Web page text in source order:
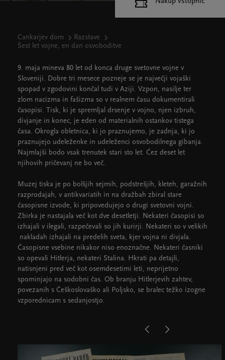
Cankarjev dom
Razstave
Šest let vojne, en dan osvoboditve
9. maja mineva 80 let od konca druge svetovne vojne v
Sloveniji. Dobre tri mesece pozneje se je največji vojaški
spopad v zgodovini končal tudi v Aziji. Vzpon, nasilje ter
zlom nacizma in fašizma so v realnem času dokumentirali
časopisi. Tisk, ki je spremljal drsenje v vojno, njen izbruh,
divjanje in konec, je eden od materialnih ostankov tistega
časa. Okrogla obletnica, ki jo praznujemo, je zadnja, ki jo
praznujejo udeleženke in udeleženci osvobodilnega gibanja.
Najmlajši bodo vsak trenutek stari sto let. Čez deset let
njihovih pričevanj ne bo več.
Muzej tiska je po bolšjih sejmih, podstrešjih, kleteh, garažnih
razprodajah, v antikvariatih in na dražbah zbiral stare
časopisne izvode, ki pripovedujejo o drugi svetovni vojni.
Zbirka je nastajala več kot dve desetletji. Nekateri časopisi so
izhajali v ilegali, razpečevali so jih kurirji. Nekateri so v velikih
nakladah izhajali na predelih sveta, kjer vojna ni divjala.
Časopisne vsebine nikakor niso enoznačne. Nekateri časniki
so opevali Hitlerja, nekateri Stalina. Hkrati pa detajli,
natisnjeni pred več kot osemdesetimi leti, neprijetno
spominjajo na sodobni čas. Ob branju Hitlerjevih zahtev,
povezanih s Češkoslovaško ali Poljsko, se bralec težko izogne
vzporednicam s sedanjostjo.